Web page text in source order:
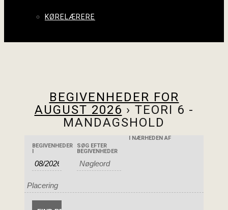
KØRELÆRERE
BEGIVENHEDER FOR
AUGUST 2026 › TEORI 6 -
MANDAGSHOLD
BEGIVENHEDER
SEARCH
AND
VIEWS
BEGIVENHEDER
SØG
BEGIVENHEDER
SØG EFTER
BEGIVENHEDER
I NÆRHEDEN AF
BEGIVENHED
VIEWS
NAVIGATION